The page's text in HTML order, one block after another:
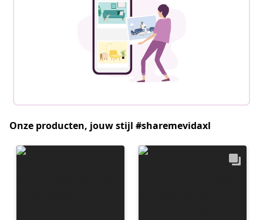
Onze producten, jouw stijl #sharemevidaxl